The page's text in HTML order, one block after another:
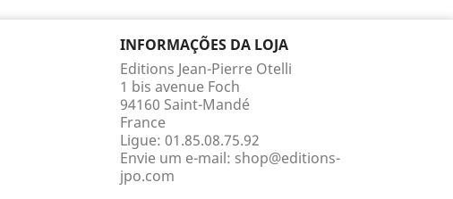
INFORMAÇÕES DA LOJA
Editions Jean-Pierre Otelli
1 bis avenue Foch
94160 Saint-Mandé
France
Ligue: 01.85.08.75.92
Envie um e-mail: shop@editions-
jpo.com